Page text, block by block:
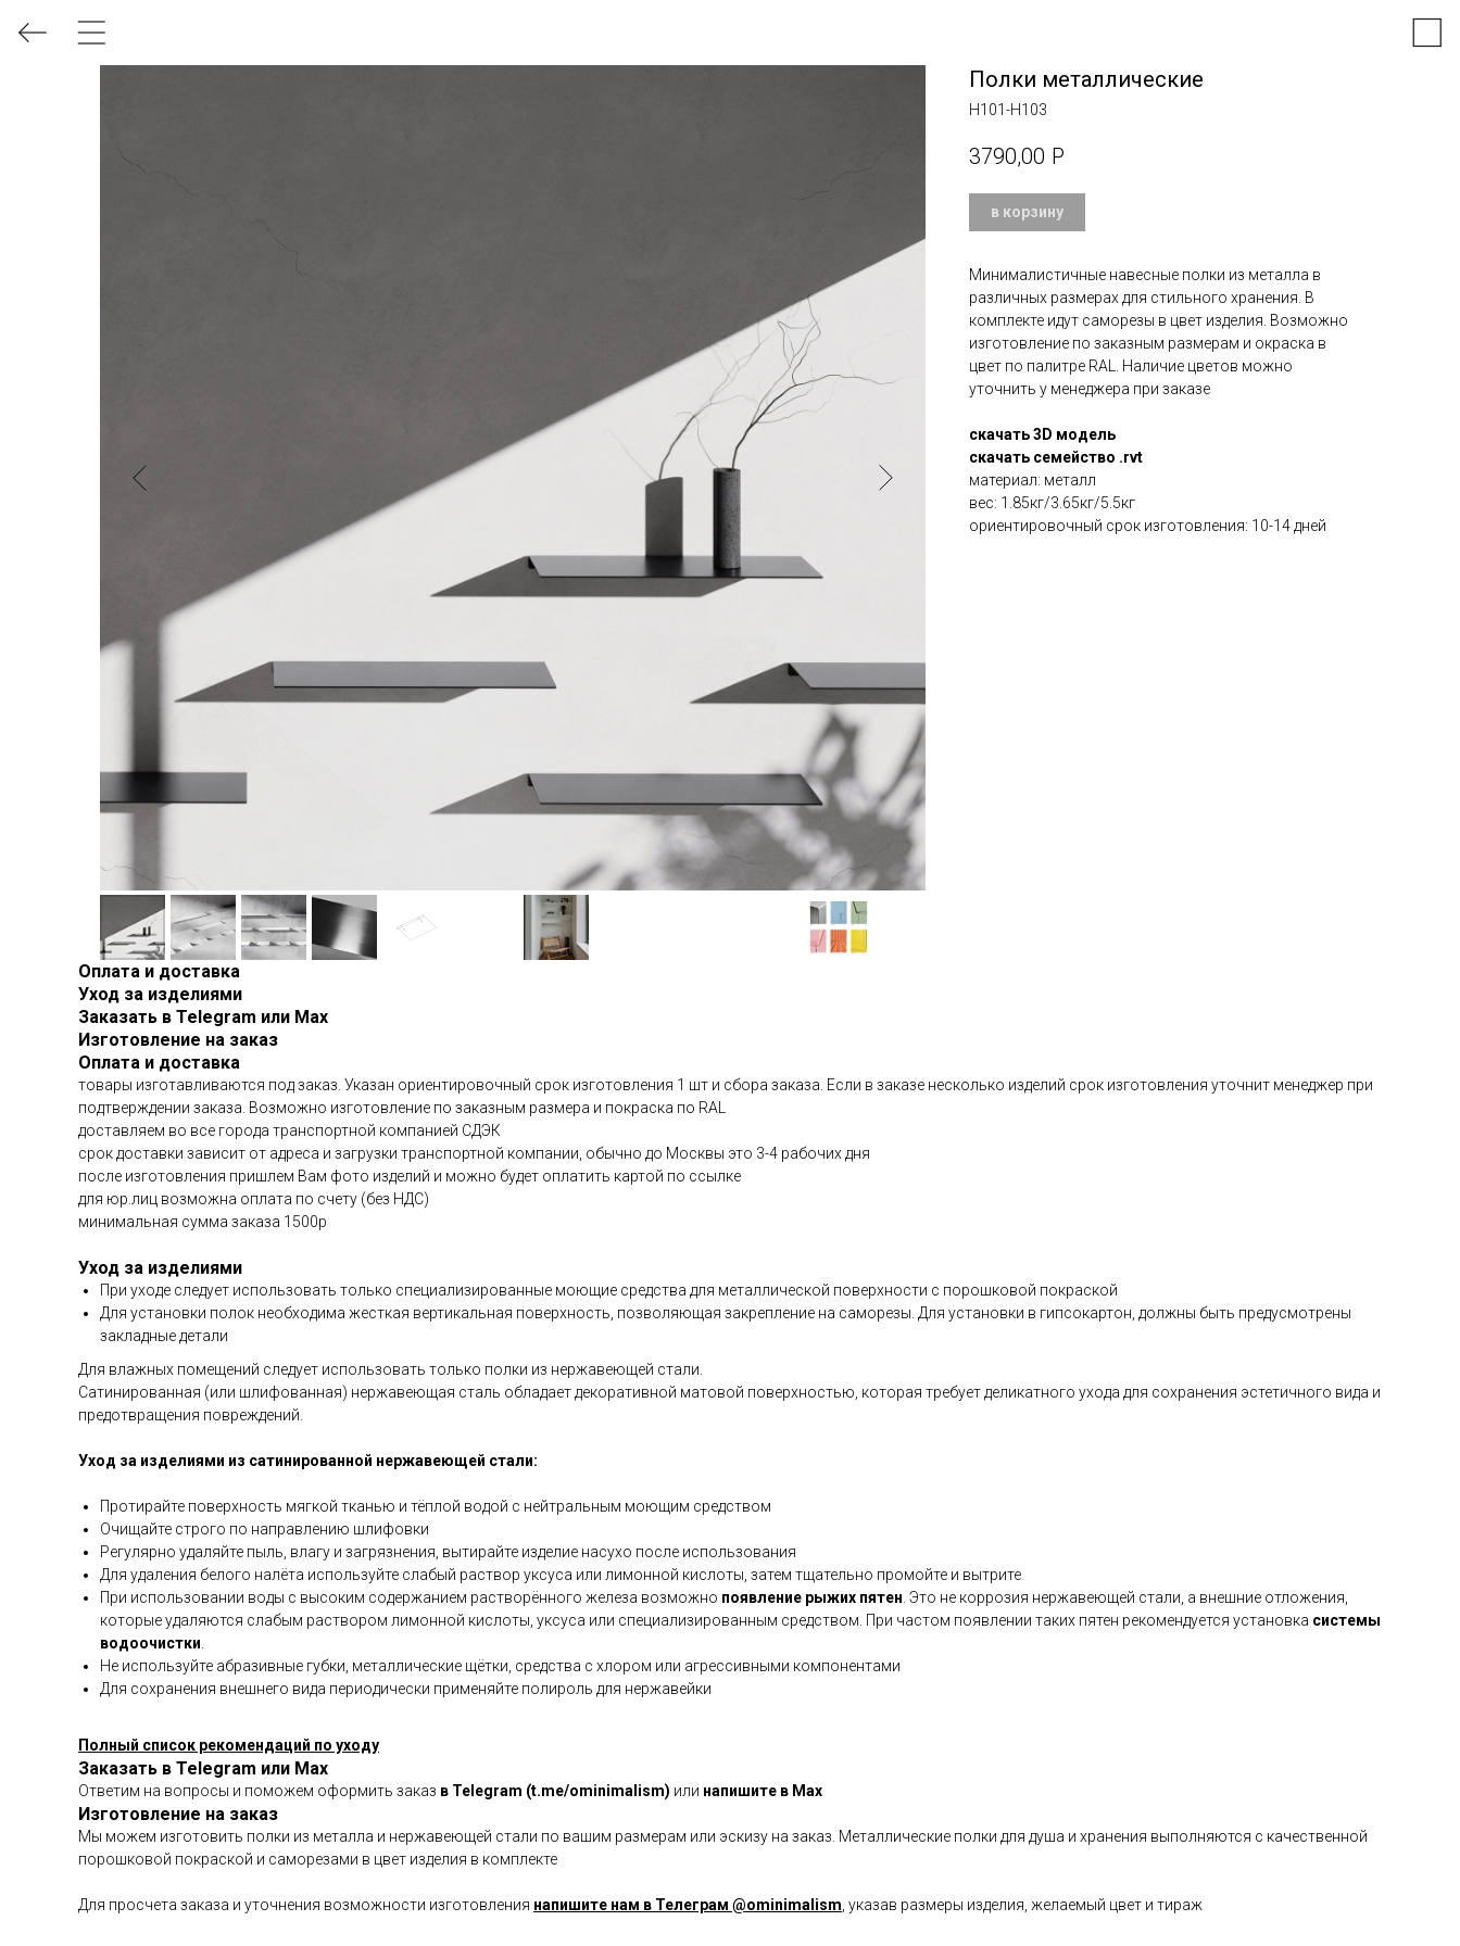
Полки металлические
H101-H103
3790,00 Р
в корзину
Минималистичные навесные полки из металла в
различных размерах для стильного хранения. В
комплекте идут саморезы в цвет изделия. Возможно
изготовление по заказным размерам и окраска в
цвет по палитре RAL. Наличие цветов можно
уточнить у менеджера при заказе
скачать 3D модель
скачать семейство .rvt
материал: металл
вес: 1.85кг/3.65кг/5.5кг
ориентировочный срок изготовления: 10-14 дней
Оплата и доставка
Уход за изделиями
Заказать в Telegram или Max
Изготовление на заказ
Оплата и доставка
товары изготавливаются под заказ. Указан ориентировочный срок изготовления 1 шт и сбора заказа. Если в заказе несколько изделий срок изготовления уточнит менеджер при
подтверждении заказа. Возможно изготовление по заказным размера и покраска по RAL
доставляем во все города транспортной компанией СДЭК
срок доставки зависит от адреса и загрузки транспортной компании, обычно до Москвы это 3-4 рабочих дня
после изготовления пришлем Вам фото изделий и можно будет оплатить картой по ссылке
для юр.лиц возможна оплата по счету (без НДС)
минимальная сумма заказа 1500р
Уход за изделиями
При уходе следует использовать только специализированные моющие средства для металлической поверхности с порошковой покраской
Для установки полок необходима жесткая вертикальная поверхность, позволяющая закрепление на саморезы. Для установки в гипсокартон, должны быть предусмотрены
закладные детали
Для влажных помещений следует использовать только полки из нержавеющей стали.
Сатинированная (или шлифованная) нержавеющая сталь обладает декоративной матовой поверхностью, которая требует деликатного ухода для сохранения эстетичного вида и
предотвращения повреждений.
Уход за изделиями из сатинированной нержавеющей стали:
Протирайте поверхность мягкой тканью и тёплой водой с нейтральным моющим средством
Очищайте строго по направлению шлифовки
Регулярно удаляйте пыль, влагу и загрязнения, вытирайте изделие насухо после использования
Для удаления белого налёта используйте слабый раствор уксуса или лимонной кислоты, затем тщательно промойте и вытрите
При использовании воды с высоким содержанием растворённого железа возможно появление рыжих пятен . Это не коррозия нержавеющей стали, а внешние отложения,
которые удаляются слабым раствором лимонной кислоты, уксуса или специализированным средством. При частом появлении таких пятен рекомендуется установка системы
водоочистки
Не используйте абразивные губки, металлические щётки, средства с хлором или агрессивными компонентами
Для сохранения внешнего вида периодически применяйте полироль для нержавейки
Полный список рекомендаций по уходу
Заказать в Telegram или Max
Ответим на вопросы и поможем оформить заказ в Telegram (t.me/ominimalism) или напишите в Max
Изготовление на заказ
Мы можем изготовить полки из металла и нержавеющей стали по вашим размерам или эскизу на заказ. Металлические полки для душа и хранения выполняются с качественной
порошковой покраской и саморезами в цвет изделия в комплекте
Для просчета заказа и уточнения возможности изготовления напишите нам в Телеграм @ominimalism , указав размеры изделия, желаемый цвет и тираж